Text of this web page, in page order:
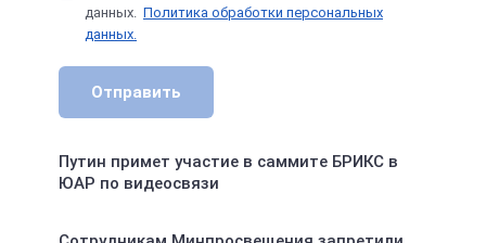
данных. Политика обработки персональных
данных.
Отправить
Путин примет участие в саммите БРИКС в
ЮАР по видеосвязи